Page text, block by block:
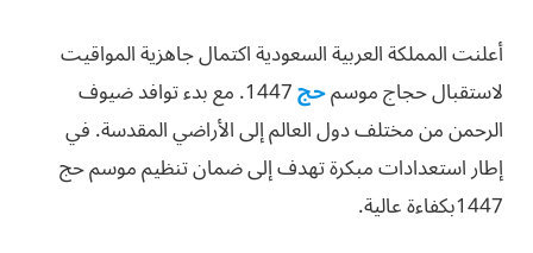
أعلنت المملكة العربية السعودية اكتمال جاهزية المواقيت
لاستقبال حجاج موسمحج
1447. مع بدء توافد ضيوف
الرحمن من مختلف دول العالم إلى الأراضي المقدسة. في
إطار استعدادات مبكرة تهدف إلى ضمان تنظيم موسم حج
1447بكفاءة عالية.